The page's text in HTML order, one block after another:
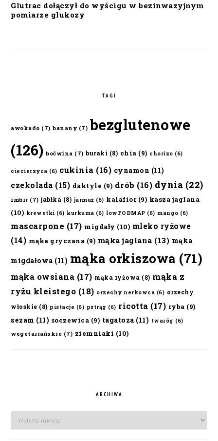
Glutrac dołączył do wyścigu w bezinwazyjnym
pomiarze glukozy
TAGI
awokado (7) banany (7) bezglutenowe
(126) boćwina (7) buraki (8) chia (9) chorizo (6)
ciecierzyca (6) cukinia (16) cynamon (11)
czekolada (15) daktyle (9) drób (16) dynia (22)
imbir (7) jabłka (8) jarmuż (6) kalafior(9) kasza jaglana
(10) krewetki (6) kurkuma (6) lowFODMAP (6) mango (6)
mascarpone (17) migdały (10) mleko ryżowe
(14) mąka gryczana (9) mąka jaglana (13) mąka
migdałowa (11) mąka orkiszowa (71)
mąka owsiana (17) mąka ryżowa (8) mąka z
ryżu kleistego (18) orzechy nerkowca (6) orzechy
włoskie (8) pistacje (6) pstrąg (6) ricotta (17) ryba (9)
sezam (11) soczewica (9) tagatoza (11) twaróg (6)
wegetariańskie (7) ziemniaki (10)
ARCHIWA
Archiwa